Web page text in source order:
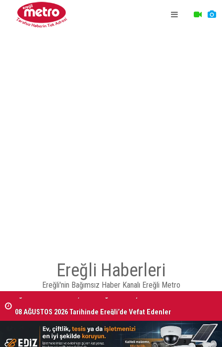
Ereğli Haberleri
Ereğli'nin Bağımsız Haber Kanalı Ereğli Metro
08 AĞUSTOS 2026 Tarihinde Ereğli’de Vefat Edenler